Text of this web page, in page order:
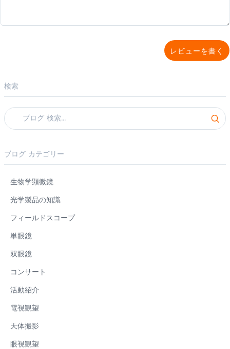
レビューを書く
検索
ブログ カテゴリー
生物学顕微鏡
光学製品の知識
フィールドスコープ
単眼鏡
双眼鏡
コンサート
活動紹介
電視観望
天体撮影
眼視観望